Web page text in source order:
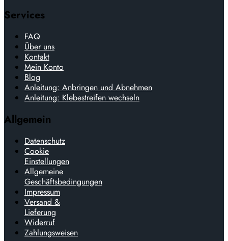
Services
FAQ
Über uns
Kontakt
Mein Konto
Blog
Anleitung: Anbringen und Abnehmen
Anleitung: Klebestreifen wechseln
Allgemein
Datenschutz
Cookie
Einstellungen
Allgemeine
Geschäftsbedingungen
Impressum
Versand &
Lieferung
Widerruf
Zahlungsweisen